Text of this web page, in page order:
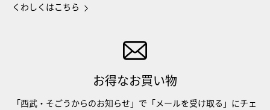
くわしくはこちら
お得なお買い物
「西武・そごうからのお知らせ」で「メールを受け取る」にチェ